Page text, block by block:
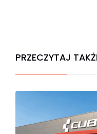
PRZECZYTAJ